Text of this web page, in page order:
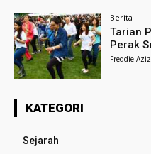
Berita
Tarian
Perak
Freddie
KATEGORI
Sejarah